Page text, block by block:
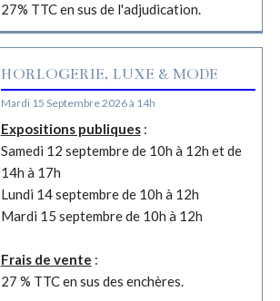
27% TTC en sus de l'adjudication.
HORLOGERIE, LUXE & MODE
Mardi 15 Septembre 2026 à 14h
Expositions publiques:
Samedi 12 septembre de 10h à 12h et de
14h à 17h
Lundi 14 septembre de 10h à 12h
Mardi 15 septembre de 10h à 12h
Frais de vente :
27 % TTC en sus des enchères.